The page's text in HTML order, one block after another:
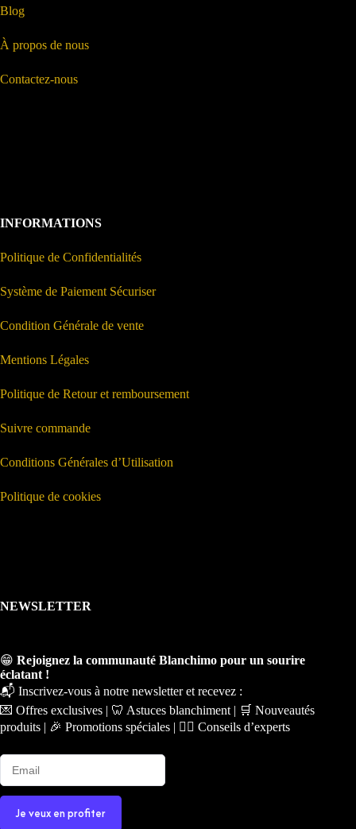
Blog
À propos de nous
Contactez-nous
INFORMATIONS
Politique de Confidentialités
Système de Paiement Sécuriser
Condition Générale de vente
Mentions Légales
Politique de Retour et remboursement
Suivre commande
Conditions Générales d’Utilisation
Politique de cookies
NEWSLETTER
😁 Rejoignez la communauté Blanchimo pour un sourire
éclatant !
📬 Inscrivez-vous à notre newsletter et recevez :
💌 Offres exclusives | 🦷 Astuces blanchiment | 🛒 Nouveautés
produits | 🎉 Promotions spéciales | 🧑‍⚕️ Conseils d’experts
Je veux en profiter